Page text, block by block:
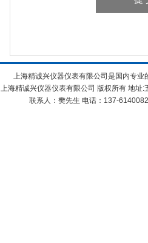
上海精诚兴仪器仪表有限公司是国内专
上海精诚兴仪器仪表有限公司 版权所有 地
联系人：樊先生 电话：137-